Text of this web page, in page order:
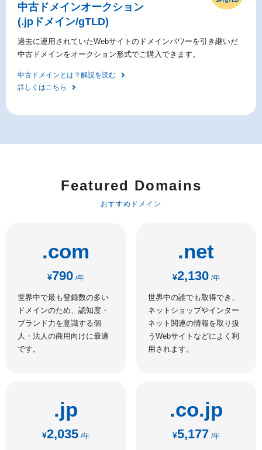
中古ドメインオークション
(.jpドメイン/gTLD)
過去に運用されていたWebサイトのドメインパワーを引き継いだ
中古ドメインをオークション形式でご購入できます。
中古ドメインとは？解説を読む
詳しくはこちら
Featured Domains
おすすめドメイン
.com
¥790 /年
世界中で最も登録数の多い
ドメインのため、認知度・
ブランド力を意識する個
人・法人の商用向けに最適
です。
.net
¥2,130 /年
世界中の誰でも取得でき、
ネットショップやインター
ネット関連の情報を取り扱
うWebサイトなどによく利
用されます。
.jp
¥2,035 /年
.co.jp
¥5,177 /年